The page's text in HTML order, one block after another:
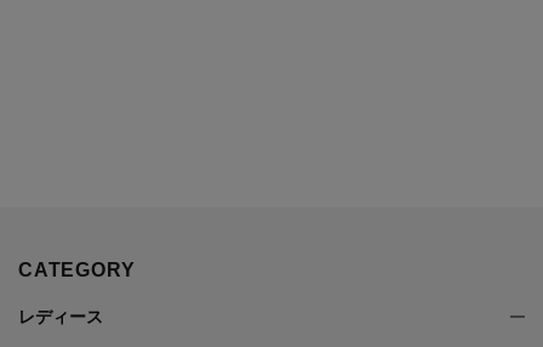
CATEGORY
レディース